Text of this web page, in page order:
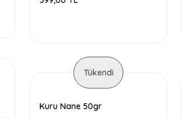
Tükendi
Kuru Nane 50gr